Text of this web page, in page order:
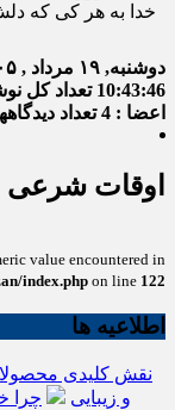
به هر کی که دلش
دوشنبه, ۱۹ مرداد , ۱۴۰۵
10:43:47 تعداد کل
اعضا : 4
تعداد دیدگاهها
اوقات شرعی
value encountered in
index.php on line 122
اطلاعیه ها
نقش کلیدی
و زیبایی
چرا